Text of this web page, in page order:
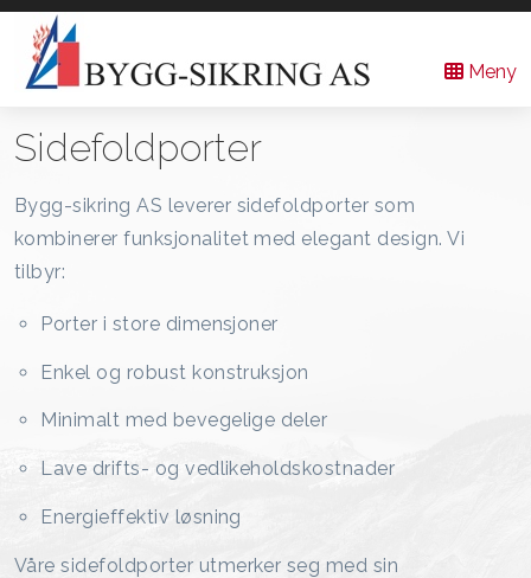
Bygg-
Sikring
AS
Hovedmeny Meny
Sidefoldporter
Bygg-sikring AS leverer sidefoldporter som
kombinerer funksjonalitet med elegant design. Vi
tilbyr:
Porter i store dimensjoner
Enkel og robust konstruksjon
Minimalt med bevegelige deler
Lave drifts- og vedlikeholdskostnader
Energieffektiv løsning
Våre sidefoldporter utmerker seg med sin